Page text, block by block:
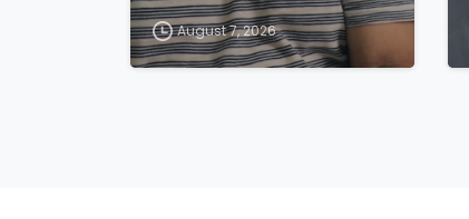
August 7, 2026